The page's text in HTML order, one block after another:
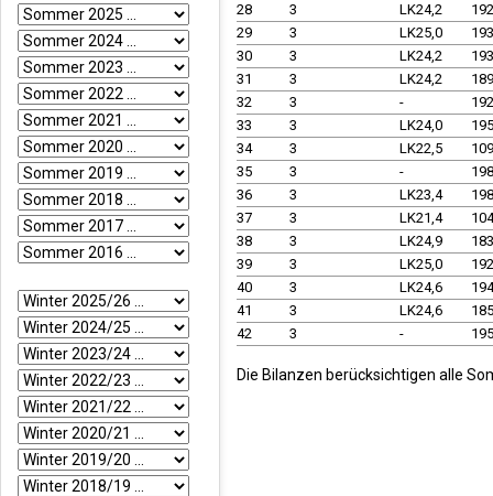
28
3 LK24,2
29
3 LK25,0
30
3 LK24,2
31
3 LK24,2
32
3 -
33
3 LK24,0
34
3 LK22,5
35
3 -
36
3 LK23,4
37
3 LK21,4
38
3 LK24,9
39
3 LK25,0
40
3 LK24,6
41
3 LK24,6
42
3 -
Die Bilanzen berücksichtigen alle